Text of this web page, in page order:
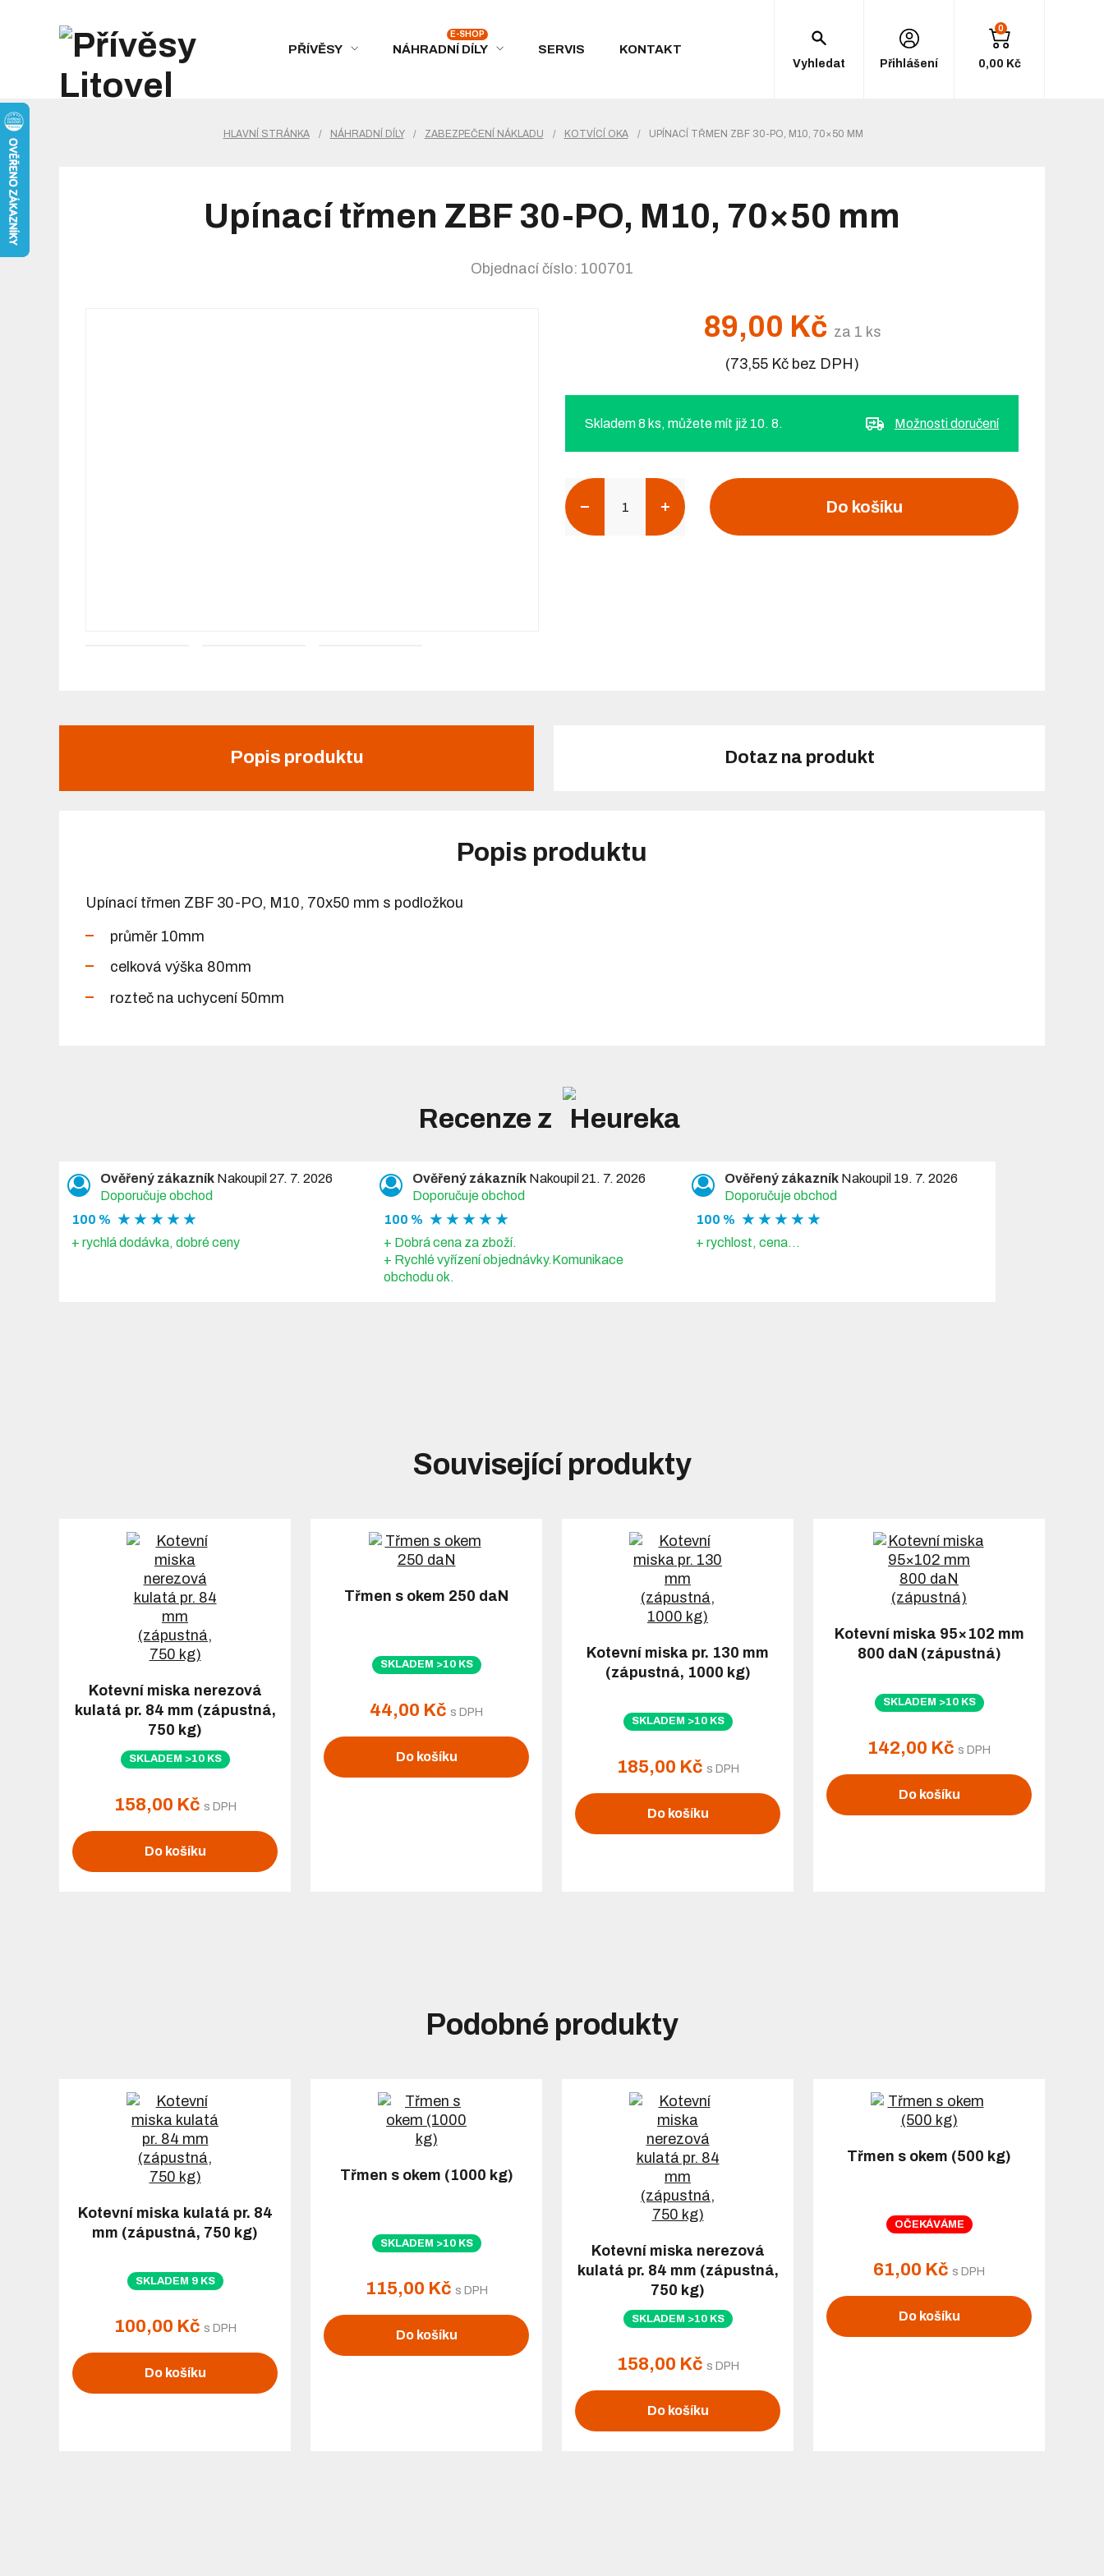
PŘÍVĚSY NÁHRADNÍ DÍLY SERVIS KONTAKT
Vyhledat Přihlášení
0
0,00 Kč
HLAVNÍ STRÁNKA / NÁHRADNÍ DÍLY / ZABEZPEČENÍ NÁKLADU / KOTVÍCÍ OKA / UPÍNACÍ TŘMEN ZBF 30-PO, M10, 70×50 MM
Upínací třmen ZBF 30-PO, M10, 70×50 mm
Objednací číslo: 100701
89,00 Kč za 1 ks
(73,55 Kč bez DPH)
Skladem 8 ks, můžete mít již 10. 8. Možnosti doručení
Do košíku
Popis produktu Dotaz na produkt
Popis produktu
Upínací třmen ZBF 30-PO, M10, 70x50 mm s podložkou
průměr 10mm
celková výška 80mm
rozteč na uchycení 50mm
Recenze z
Ověřený zákazník Nakoupil 27. 7. 2026
Doporučuje obchod
100 % ★ ★ ★ ★ ★
+ rychlá dodávka, dobré ceny
Ověřený zákazníkNakoupil 21. 7. 2026
Doporučuje obchod
100 % ★ ★ ★ ★ ★
+ Dobrá cena za zboží.
+ Rychlé vyřízení objednávky.Komunikace
obchodu ok.
Ověřený zákazníkNakoupil 19. 7. 2026
Doporučuje obchod
100 % ★ ★ ★ ★ ★
+ rychlost, cena...
Související produkty
Kotevní miska nerezová
kulatá pr. 84 mm (zápustná,
750 kg)
SKLADEM >10 KS
158,00 Kč s DPH
Do košíku
Třmen s okem 250 daN
SKLADEM >10 KS
44,00 Kč s DPH
Do košíku
Kotevní miska pr. 130 mm
(zápustná, 1000 kg)
SKLADEM >10 KS
185,00 Kč s DPH
Do košíku
Kotevní miska 95×102 mm
800 daN (zápustná)
SKLADEM >10 KS
142,00 Kč s DPH
Do košíku
Podobné produkty
Kotevní miska kulatá pr. 84
mm (zápustná, 750 kg)
SKLADEM 9 KS
100,00 Kč s DPH
Do košíku
Třmen s okem (1000 kg)
SKLADEM >10 KS
115,00 Kč s DPH
Do košíku
Kotevní miska nerezová
kulatá pr. 84 mm (zápustná,
750 kg)
SKLADEM >10 KS
158,00 Kč s DPH
Do košíku
Třmen s okem (500 kg)
OČEKÁVÁME
61,00 Kč s DPH
Do košíku